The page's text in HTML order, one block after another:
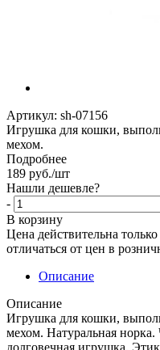
Артикул: sh-07156
Игрушка для кошки,
мехом.
Подробнее
189 руб./шт
Нашли дешевле?
-
В корзину
Цена действительна
отличаться от цен в
Описание
Описание
Игрушка для кошки,
мехом. Натуральная
долговечная игрушка.